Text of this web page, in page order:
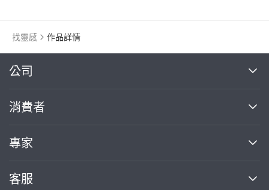
找靈感 作品詳情
公司
關於我們
部落格
加入我們
消費者
買服務
熱門服務
專家
案件中心
客服
繼續完成